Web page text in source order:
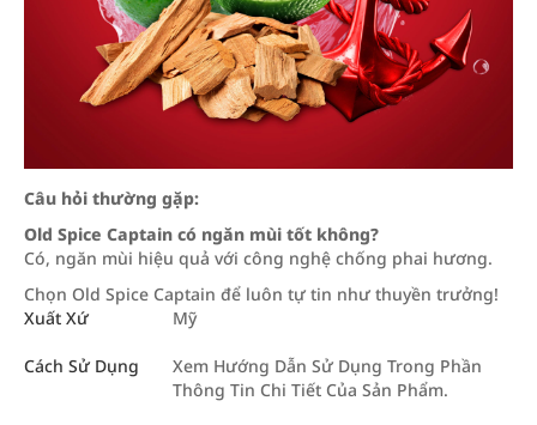
Câu hỏi thường gặp:
Old Spice Captain có ngăn mùi tốt không?
Có, ngăn mùi hiệu quả với công nghệ chống phai hương.
Chọn Old Spice Captain để luôn tự tin như thuyền trưởng!
Xuất Xứ
Mỹ
Cách Sử Dụng
Xem Hướng Dẫn Sử Dụng Trong Phần
Thông Tin Chi Tiết Của Sản Phẩm.